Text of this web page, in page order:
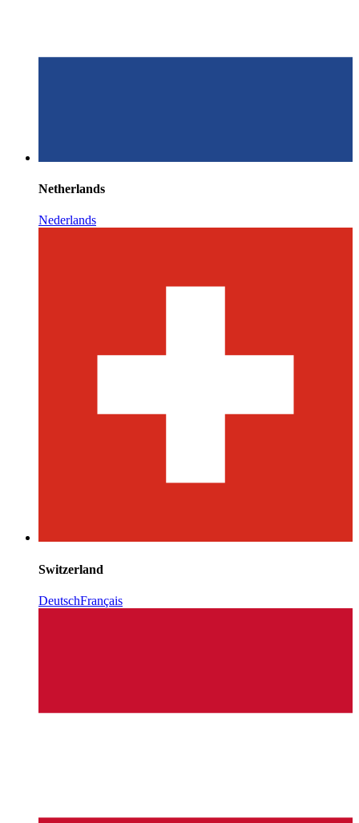
Netherlands
Nederlands
Switzerland
DeutschFrançais